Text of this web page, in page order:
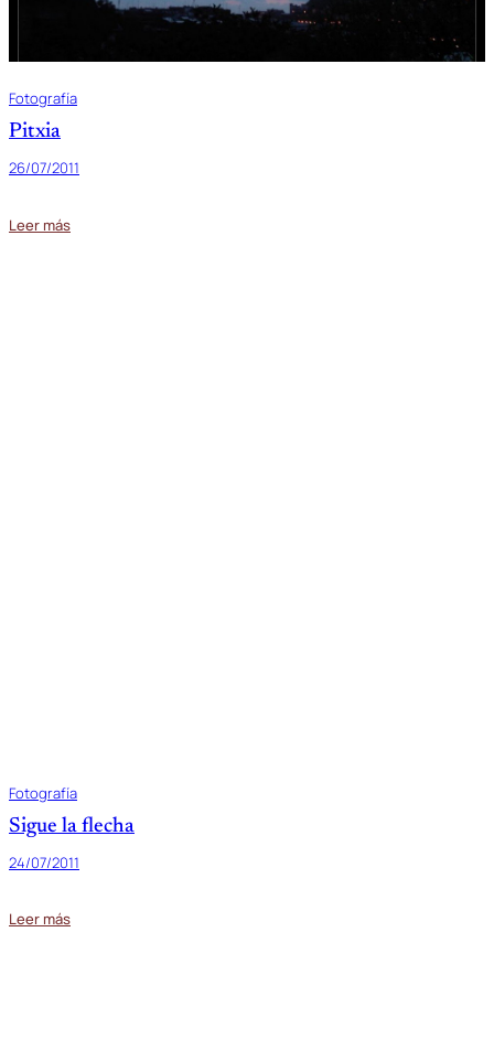
Fotografía
Pitxia
26/07/2011
Leer más
Fotografía
Sigue la flecha
24/07/2011
Leer más